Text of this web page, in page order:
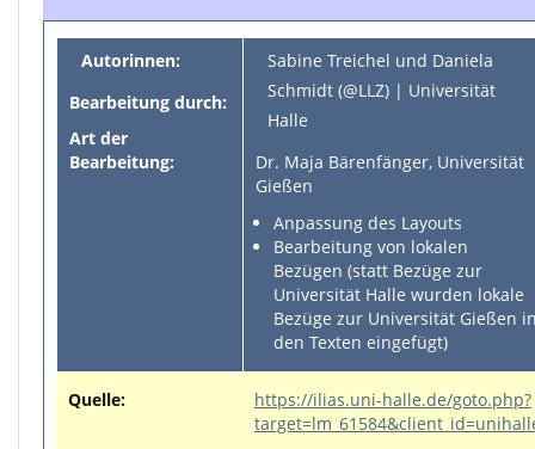
Autorinnen:
Bearbeitung durch:
Art der
Bearbeitung:
Sabine Treichel und Daniela
Schmidt (@LLZ) | Universität
Halle
Dr. Maja Bärenfänger, Universität
Gießen
Anpassung des Layouts
Bearbeitung von lokalen
Bezügen (statt Bezüge zur
Universität Halle wurden lokale
Bezüge zur Universität Gießen
den Texten eingefügt)
Quelle:
https://ilias.uni-halle.de/goto.php?